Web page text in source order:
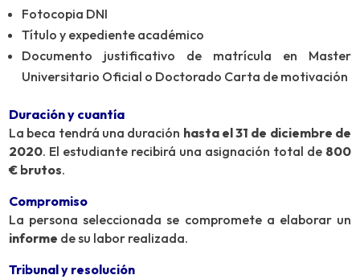
Fotocopia DNI
Título y expediente académico
Documento justificativo de matrícula en Master
Universitario Oficial o Doctorado Carta de motivación
Duración y cuantía
La beca tendrá una duración hasta el 31 de diciembre de
2020. El estudiante recibirá una asignación total de 800
€ brutos.
Compromiso
La persona seleccionada se compromete a elaborar un
informe de su labor realizada.
Tribunal y resolución